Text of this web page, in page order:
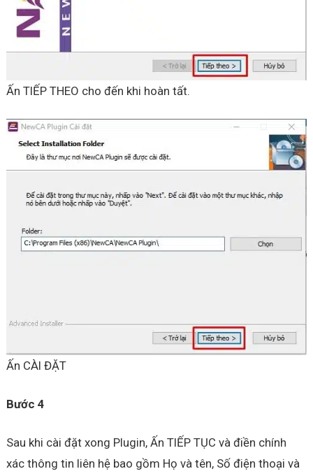
Ấn TIẾP THEO cho đến khi hoàn tất.
Ấn CÀI ĐẶT
Bước 4
Sau khi cài đặt xong Plugin, Ấn TIẾP TỤC và điền chính
xác thông tin liên hệ bao gồm Họ và tên, Số điện thoại và